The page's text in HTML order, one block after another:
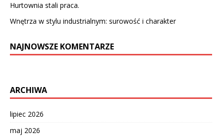
Hurtownia stali praca.
Wnętrza w stylu industrialnym: surowość i charakter
NAJNOWSZE KOMENTARZE
ARCHIWA
lipiec 2026
maj 2026